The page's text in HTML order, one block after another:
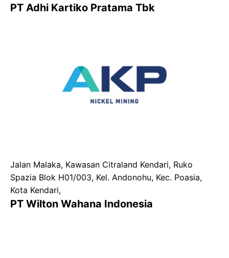
PT Adhi Kartiko Pratama Tbk
Jalan Malaka, Kawasan Citraland Kendari, Ruko
Spazia Blok H01/003, Kel. Andonohu, Kec. Poasia,
Kota Kendari,
PT Wilton Wahana Indonesia